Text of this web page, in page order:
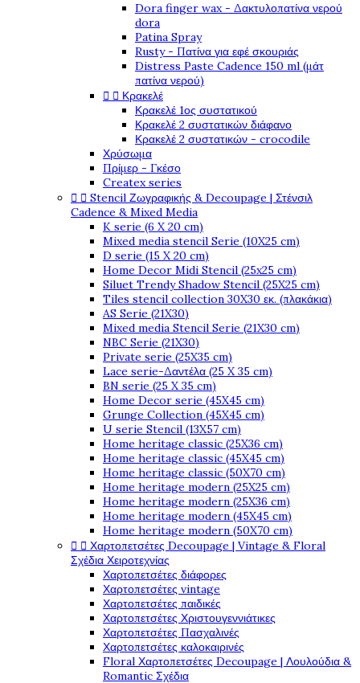
Dora finger wax - Δακτυλοπατίνα νερού
dora
Patina Spray
Rusty - Πατίνα για εφέ σκουριάς
Distress Paste Cadence 150 ml (μάτ
πατίνα νερού)
  Κρακελέ
Κρακελέ 1ος συστατικού
Κρακελέ 2 συστατικών διάφανο
Κρακελέ 2 συστατικών - crocodile
Χρύσωμα
Πρίμερ - Γκέσο
Createx series
  Stencil Ζωγραφικής & Decoupage | Στένσιλ
Cadence & Mixed Media
K serie (6 X 20 cm)
Mixed media stencil Serie (10X25 cm)
D serie (15 X 20 cm)
Home Decor Midi Stencil (25x25 cm)
Siluet Trendy Shadow Stencil (25X25 cm)
Tiles stencil collection 30X30 εκ. (πλακάκια)
AS Serie (21X30)
Mixed media Stencil Serie (21X30 cm)
NBC Serie (21X30)
Private serie (25X35 cm)
Lace serie-Δαντέλα (25 X 35 cm)
BN serie (25 X 35 cm)
Home Decor serie (45X45 cm)
Grunge Collection (45X45 cm)
U serie Stencil (13X57 cm)
Home heritage classic (25X36 cm)
Home heritage classic (45X45 cm)
Home heritage classic (50X70 cm)
Home heritage modern (25X25 cm)
Home heritage modern (25X36 cm)
Home heritage modern (45X45 cm)
Home heritage modern (50X70 cm)
  Χαρτοπετσέτες Decoupage | Vintage & Floral
Σχέδια Χειροτεχνίας
Χαρτοπετσέτες διάφορες
Χαρτοπετσέτες vintage
Χαρτοπετσέτες παιδικές
Χαρτοπετσέτες Χριστουγεννιάτικες
Χαρτοπετσέτες Πασχαλινές
Χαρτοπετσέτες καλοκαιρινές
Floral Χαρτοπετσέτες Decoupage | Λουλούδια &
Romantic Σχέδια